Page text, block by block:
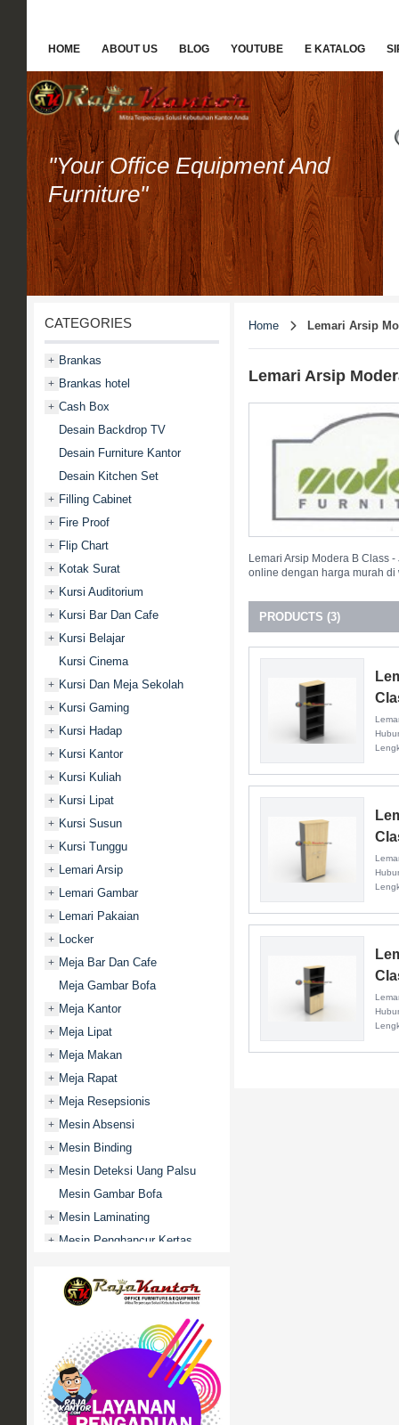
HOME ABOUT US BLOG YOUTUBE E KATALOG
"Your Office Equipment And
Furniture"
CATEGORIES
+ Brankas
+ Brankas hotel
+ Cash Box
Desain Backdrop TV
Desain Furniture Kantor
Desain Kitchen Set
+ Filling Cabinet
+ Fire Proof
+ Flip Chart
+ Kotak Surat
+ Kursi Auditorium
+ Kursi Bar Dan Cafe
+ Kursi Belajar
Kursi Cinema
+ Kursi Dan Meja Sekolah
+ Kursi Gaming
+ Kursi Hadap
+ Kursi Kantor
+ Kursi Kuliah
+ Kursi Lipat
+ Kursi Susun
+ Kursi Tunggu
+ Lemari Arsip
+ Lemari Gambar
+ Lemari Pakaian
+ Locker
+ Meja Bar Dan Cafe
Meja Gambar Bofa
+ Meja Kantor
+ Meja Lipat
+ Meja Makan
+ Meja Rapat
+ Meja Resepsionis
+ Mesin Absensi
+ Mesin Binding
+ Mesin Deteksi Uang Palsu
Mesin Gambar Bofa
+ Mesin Laminating
+ Mesin Penghancur Kertas
Mobile File / Roll O Pack
Movitex
Paper Cutter
Partisi Kantor
Promo
+ Rak Serbaguna
Home Lemari Arsip
Lemari Arsip
Lemari Arsip Modera B Class
online dengan harga murah di
PRODUCTS (3)